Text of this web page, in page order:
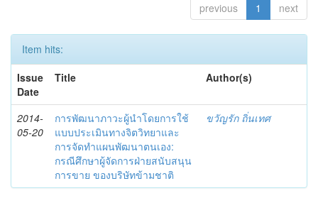
previous 1 next
Item hits:
Issue
Date
Title Author(s)
2014-
05-20
การพัฒนาภาวะผู้นำโดยการใช้
แบบประเมินทางจิตวิทยาและ
การจัดทำแผนพัฒนาตนเอง:
กรณีศึกษาผู้จัดการฝ่ายสนับสนุน
การขาย ของบริษัทข้ามชาติ
ขวัญรัก ถิ่นเทศ